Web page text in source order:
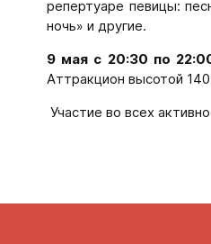
репертуаре певицы:
ночь» и другие.
9 мая с 20:30 по
Аттракцион высотой
Участие во всех